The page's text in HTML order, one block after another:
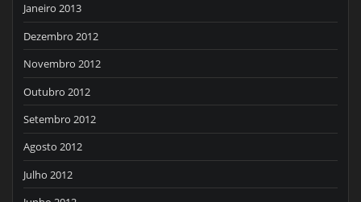
Janeiro 2013
Dezembro 2012
Novembro 2012
Outubro 2012
Setembro 2012
Agosto 2012
Julho 2012